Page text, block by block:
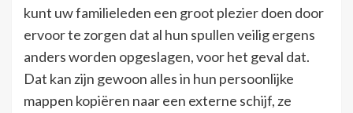
kunt uw familieleden een groot plezier doen door
ervoor te zorgen dat al hun spullen veilig ergens
anders worden opgeslagen, voor het geval dat.
Dat kan zijn gewoon alles in hun persoonlijke
mappen kopiëren naar een externe schijf, ze